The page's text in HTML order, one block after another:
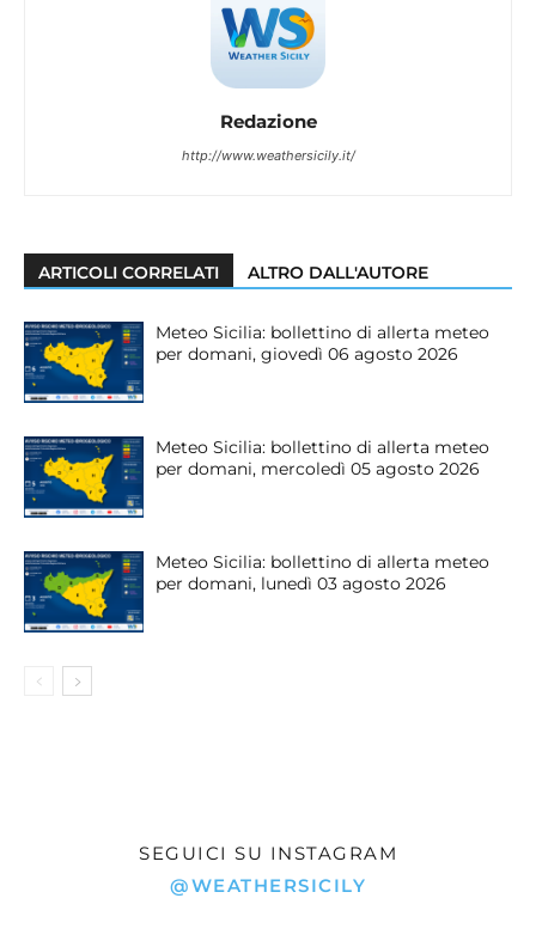
Redazione
http://www.weathersicily.it/
ARTICOLI CORRELATI ALTRO DALL'AUTORE
Meteo Sicilia: bollettino di allerta meteo
per domani, giovedì 06 agosto 2026
Meteo Sicilia: bollettino di allerta meteo
per domani, mercoledì 05 agosto 2026
Meteo Sicilia: bollettino di allerta meteo
per domani, lunedì 03 agosto 2026
SEGUICI SU INSTAGRAM
@WEATHERSICILY